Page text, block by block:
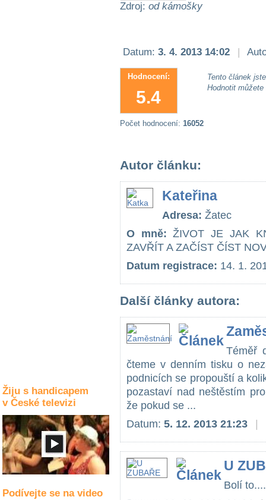
Žiju s handicapem
v České televizi
Podívejte se na video
Zdroj: od kámošky
Datum: 3. 4. 2013 14:02 |
Hodnocení:
5.4
Tento článek
Hodnotit
Počet hodnocení: 16052
Autor článku:
Kateřina
Adresa: Žatec
O mně: ŽIVOT JE JAK
ZAVŘÍT A ZAČÍST ČÍST
Datum registrace: 14. 1.
Další články autora:
Téměř
čteme v denním tisku o
podnicích se propouští a
pozastaví nad neštěstím
že pokud se ...
Datum: 5. 12. 2013 21:23
U
Bolí